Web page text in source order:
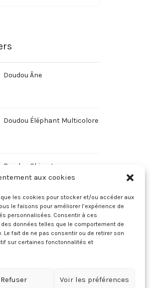
aux cookies
les cookies pour stocker et/ou accéder aux
le faisons pour améliorer l’expérience de
personnalisées. Consentir à ces
données telles que le comportement de
Le fait de ne pas consentir ou de retirer son
sur certaines fonctonnalités et
Refuser Voir les préférences
Doudou Âne
Doudou Éléphant Multicolore
Doudou Chien Jaune